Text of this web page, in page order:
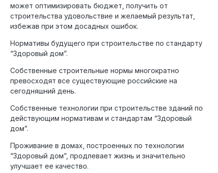
может оптимизировать бюджет, получить от
строительства удовольствие и желаемый результат,
избежав при этом досадных ошибок.
Нормативы будущего при строительстве по стандарту
“Здоровый дом”.
Собственные строительные нормы многократно
превосходят все существующие российские на
сегодняшний день.
Собственные технологии при строительстве зданий по
действующим нормативам и стандартам “Здоровый
дом”.
Проживание в домах, построенных по технологии
“Здоровый дом”, продлевает жизнь и значительно
улучшает ее качество.